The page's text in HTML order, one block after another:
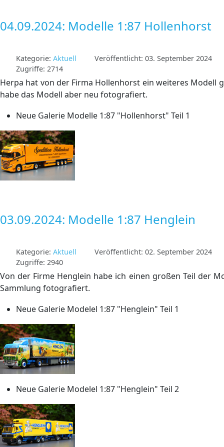
04.09.2024: Modelle 1:87 Hollenhorst
Kategorie: Aktuell
Veröffentlicht: 03. September 2024
Zugriffe: 2714
Herpa hat von der Firma Hollenhorst ein weiteres Modell
habe das Modell aber neu fotografiert.
Neue Galerie Modelle 1:87 "Hollenhorst" Teil 1
03.09.2024: Modelle 1:87 Henglein
Kategorie: Aktuell
Veröffentlicht: 02. September 2024
Zugriffe: 2940
Von der Firme Henglein habe ich einen großen Teil der
Sammlung fotografiert.
Neue Galerie Modelel 1:87 "Henglein" Teil 1
Neue Galerie Modelel 1:87 "Henglein" Teil 2